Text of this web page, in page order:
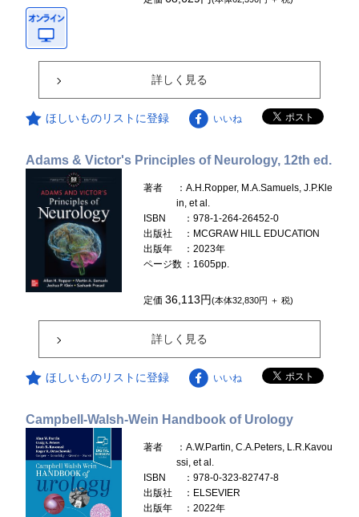
詳しく見る
ほしいものリストに登録 いいね
Adams & Victor's Principles of Neurology, 12th ed.
著者
：A.H.Ropper, M.A.Samuels, J.P.Kle
in, et al.
ISBN
：978-1-264-26452-0
出版社
：MCGRAW HILL EDUCATION
出版年
：2023年
ページ数 ：1605pp.
定価36,113円(本体32,830円 ＋ 税)
詳しく見る
ほしいものリストに登録 いいね
Campbell-Walsh-Wein Handbook of Urology
著者
：A.W.Partin, C.A.Peters, L.R.Kavou
ssi, et al.
ISBN
：978-0-323-82747-8
出版社
：ELSEVIER
出版年
：2022年